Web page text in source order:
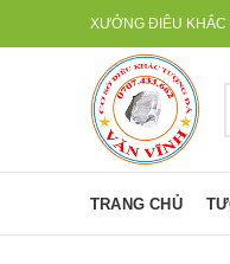
XƯỞNG ĐIÊU KHẮC
TRANG CHỦ